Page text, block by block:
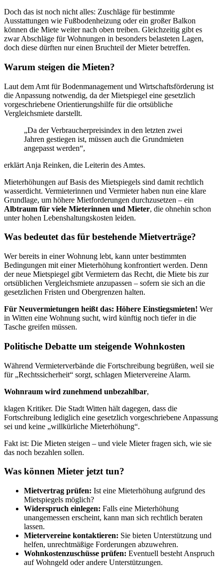
Doch das ist noch nicht alles: Zuschläge für bestimmte
Ausstattungen wie Fußbodenheizung oder ein großer Balkon
können die Miete weiter nach oben treiben. Gleichzeitig gibt es
zwar Abschläge für Wohnungen in besonders belasteten Lagen,
doch diese dürften nur einen Bruchteil der Mieter betreffen.
Warum steigen die Mieten?
Laut dem Amt für Bodenmanagement und Wirtschaftsförderung ist
die Anpassung notwendig, da der Mietspiegel eine gesetzlich
vorgeschriebene Orientierungshilfe für die ortsübliche
Vergleichsmiete darstellt.
„Da der Verbraucherpreisindex in den letzten zwei
Jahren gestiegen ist, müssen auch die Grundmieten
angepasst werden“,
erklärt Anja Reinken, die Leiterin des Amtes.
Mieterhöhungen auf Basis des Mietspiegels sind damit rechtlich
wasserdicht. Vermieterinnen und Vermieter haben nun eine klare
Grundlage, um höhere Mietforderungen durchzusetzen – ein
Albtraum für viele Mieterinnen und Mieter, die ohnehin schon
unter hohen Lebenshaltungskosten leiden.
Was bedeutet das für bestehende Mietverträge?
Wer bereits in einer Wohnung lebt, kann unter bestimmten
Bedingungen mit einer Mieterhöhung konfrontiert werden. Denn
der neue Mietspiegel gibt Vermietern das Recht, die Miete bis zur
ortsüblichen Vergleichsmiete anzupassen – sofern sie sich an die
gesetzlichen Fristen und Obergrenzen halten.
Für Neuvermietungen heißt das: Höhere Einstiegsmieten! Wer
in Witten eine Wohnung sucht, wird künftig noch tiefer in die
Tasche greifen müssen.
Politische Debatte um steigende Wohnkosten
Während Vermieterverbände die Fortschreibung begrüßen, weil sie
für „Rechtssicherheit“ sorgt, schlagen Mietervereine Alarm.
Wohnraum wird zunehmend unbezahlbar,
klagen Kritiker. Die Stadt Witten hält dagegen, dass die
Fortschreibung lediglich eine gesetzlich vorgeschriebene Anpassung
sei und keine „willkürliche Mieterhöhung“.
Fakt ist: Die Mieten steigen – und viele Mieter fragen sich, wie sie
das noch bezahlen sollen.
Was können Mieter jetzt tun?
Mietvertrag prüfen: Ist eine Mieterhöhung aufgrund des
Mietspiegels möglich?
Widerspruch einlegen: Falls eine Mieterhöhung
unangemessen erscheint, kann man sich rechtlich beraten
lassen.
Mietervereine kontaktieren: Sie bieten Unterstützung und
helfen, unrechtmäßige Forderungen abzuwehren.
Wohnkostenzuschüsse prüfen: Eventuell besteht Anspruch
auf Wohngeld oder andere Unterstützungen.